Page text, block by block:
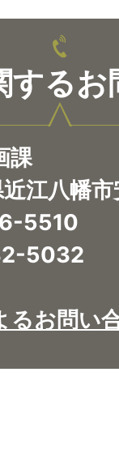
するお
課
江八幡
5510
5032
るお問い